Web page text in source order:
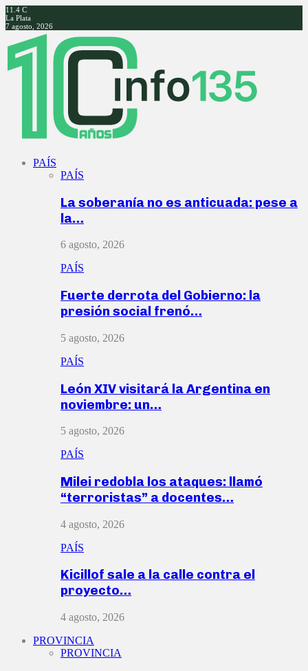
11.4 C
La Plata
7 agosto, 2026
Facebook
Twitter
Instagram
Youtube
PAÍS
PAÍS
La soberanía no es anticuada: pese a
la…
6 agosto, 2026
PAÍS
Fuerte derrota del Gobierno: la
presión social frenó…
5 agosto, 2026
PAÍS
León XIV visitará la Argentina en
noviembre: un…
5 agosto, 2026
PAÍS
Milei redobla los ataques: llamó
“terroristas” a docentes…
4 agosto, 2026
PAÍS
Kicillof sale a la calle contra el
proyecto…
4 agosto, 2026
PROVINCIA
PROVINCIA